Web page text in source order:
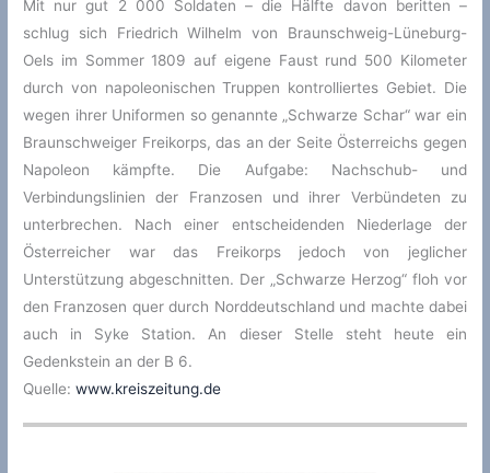
Mit nur gut 2 000 Soldaten – die Hälfte davon beritten –
schlug sich Friedrich Wilhelm von Braunschweig-Lüneburg-
Oels im Sommer 1809 auf eigene Faust rund 500 Kilometer
durch von napoleonischen Truppen kontrolliertes Gebiet. Die
wegen ihrer Uniformen so genannte „Schwarze Schar“ war ein
Braunschweiger Freikorps, das an der Seite Österreichs gegen
Napoleon kämpfte. Die Aufgabe: Nachschub- und
Verbindungslinien der Franzosen und ihrer Verbündeten zu
unterbrechen. Nach einer entscheidenden Niederlage der
Österreicher war das Freikorps jedoch von jeglicher
Unterstützung abgeschnitten. Der „Schwarze Herzog“ floh vor
den Franzosen quer durch Norddeutschland und machte dabei
auch in Syke Station. An dieser Stelle steht heute ein
Gedenkstein an der B 6.
Quelle:www.kreiszeitung.de